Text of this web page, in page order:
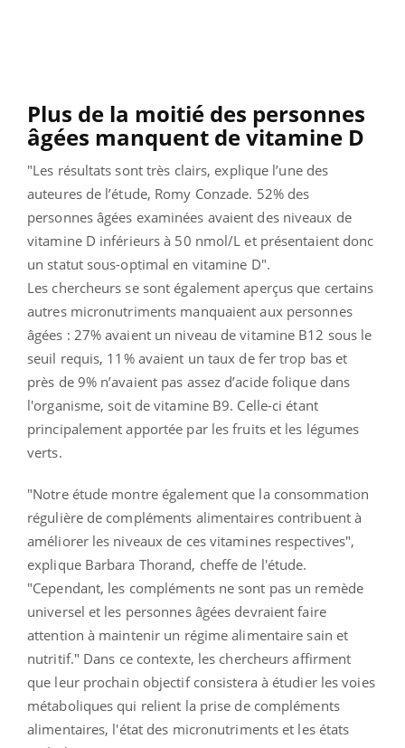
Plus de la moitié des personnes
âgées manquent de vitamine D
"Les résultats sont très clairs, explique l’une des
auteures de l’étude, Romy Conzade. 52% des
personnes âgées examinées avaient des niveaux de
vitamine D inférieurs à 50 nmol/L et présentaient donc
un statut sous-optimal en vitamine D".
Les chercheurs se sont également aperçus que certains
autres micronutriments manquaient aux personnes
âgées : 27% avaient un niveau de vitamine B12 sous le
seuil requis, 11% avaient un taux de fer trop bas et
près de 9% n’avaient pas assez d’acide folique dans
l'organisme, soit de vitamine B9. Celle-ci étant
principalement apportée par les fruits et les légumes
verts.
"Notre étude montre également que la consommation
régulière de compléments alimentaires contribuent à
améliorer les niveaux de ces vitamines respectives",
explique Barbara Thorand, cheffe de l'étude.
"Cependant, les compléments ne sont pas un remède
universel et les personnes âgées devraient faire
attention à maintenir un régime alimentaire sain et
nutritif." Dans ce contexte, les chercheurs affirment
que leur prochain objectif consistera à étudier les voies
métaboliques qui relient la prise de compléments
alimentaires, l'état des micronutriments et les états